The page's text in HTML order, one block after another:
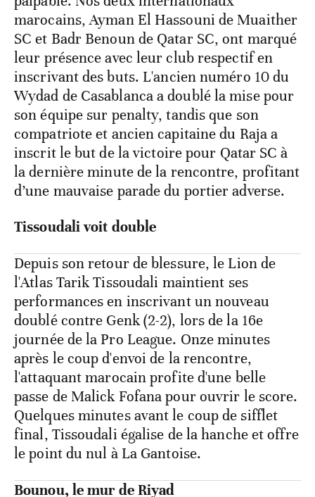
marocains, Ayman El Hassouni de Muaither
SC et Badr Benoun de Qatar SC, ont marqué
leur présence avec leur club respectif en
inscrivant des buts. L'ancien numéro 10 du
Wydad de Casablanca a doublé la mise pour
son équipe sur penalty, tandis que son
compatriote et ancien capitaine du Raja a
inscrit le but de la victoire pour Qatar SC à
la dernière minute de la rencontre, profitant
d’une mauvaise parade du portier adverse.
Tissoudali voit double
Depuis son retour de blessure, le Lion de
l'Atlas Tarik Tissoudali maintient ses
performances en inscrivant un nouveau
doublé contre Genk (2-2), lors de la 16e
journée de la Pro League. Onze minutes
après le coup d'envoi de la rencontre,
l'attaquant marocain profite d'une belle
passe de Malick Fofana pour ouvrir le score.
Quelques minutes avant le coup de sifflet
final, Tissoudali égalise de la hanche et offre
le point du nul à La Gantoise.
Bounou, le mur de Riyad